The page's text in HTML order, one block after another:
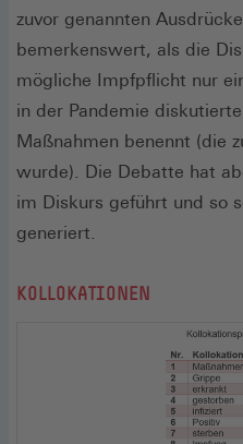
zuvor genannten
bemerkenswert, als die
mögliche Impfpflicht nur
in der Pandemie
Maßnahmen benennt (die
wurde). Die Debatte hat
im Diskurs geführt und so
generiert.
KOLLOKATIONEN